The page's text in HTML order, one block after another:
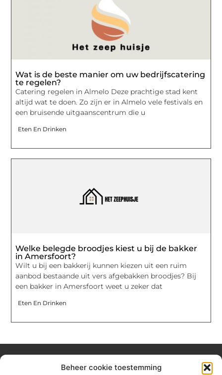
Beheer cookie toestemming
Wat is de beste manier om uw bedrijfscatering
te regelen?
Catering regelen in Almelo Deze prachtige stad kent
altijd wat te doen. Zo zijn er in Almelo vele festivals en
een bruisende uitgaanscentrum die u
Eten En Drinken
Welke belegde broodjes kiest u bij de bakker
in Amersfoort?
Wilt u bij een bakkerij kunnen kiezen uit een ruim
aanbod bestaande uit vers afgebakken broodjes? Bij
een bakker in Amersfoort weet u zeker dat
Eten En Drinken